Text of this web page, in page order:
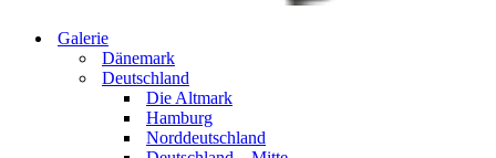
Galerie
Dänemark
Deutschland
Die Altmark
Hamburg
Norddeutschland